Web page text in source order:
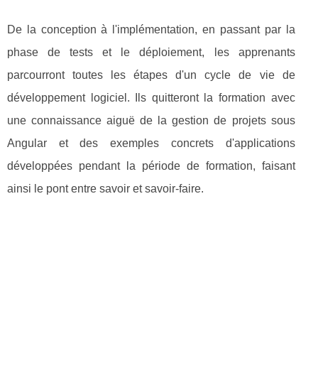
De la conception à l'implémentation, en passant par la
phase de tests et le déploiement, les apprenants
parcourront toutes les étapes d'un cycle de vie de
développement logiciel. Ils quitteront la formation avec
une connaissance aiguë de la gestion de projets sous
Angular et des exemples concrets d'applications
développées pendant la période de formation, faisant
ainsi le pont entre savoir et savoir-faire.